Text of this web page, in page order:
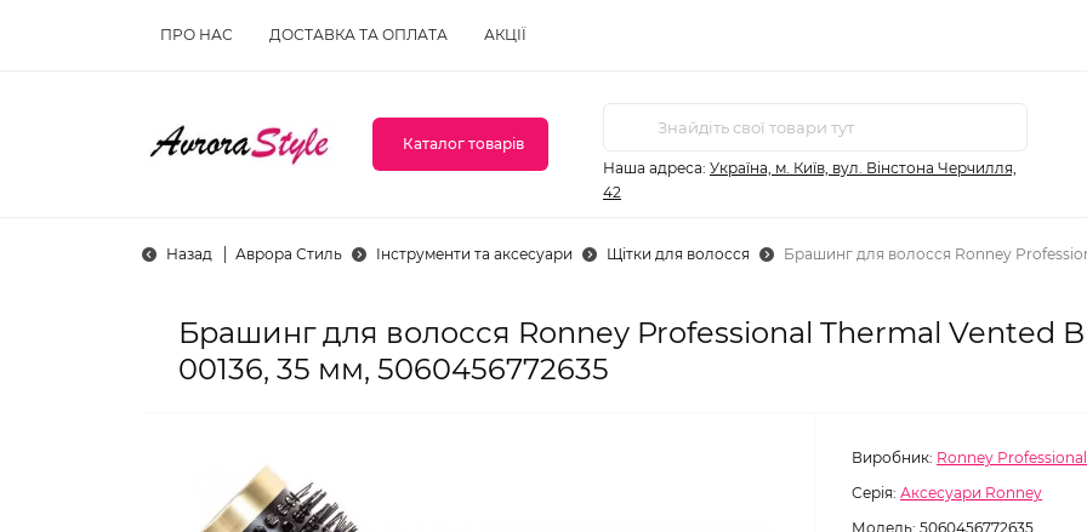
ПРО НАС ДОСТАВКА ТА ОПЛАТА АКЦІЇ
Каталог товарів
Наша адреса: Україна, м. Київ, вул. Вінстона Черчилля,
42
Назад Аврора Стиль Інструменти та аксесуари Щітки для волосся Брашинг для волосся Ronney
Брашинг для волосся Ronney Professional Thermal Vented
00136, 35 мм, 5060456772635
Виробник: Ronney Professional
Серія: Аксесуари Ronney
Модель: 5060456772635